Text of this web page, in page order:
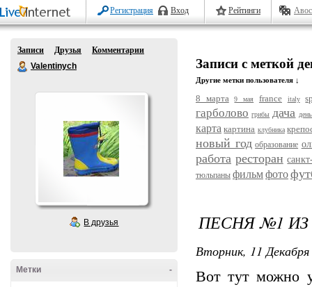
Регистрация Вход Рейтинги
Записи Друзья
Комментарии
Valentinych
В друзья
-
Метки
Записи с меткой
Другие метки пользователя ↓
8 марта 9 мая france italy
гарболово грибы дача
карта картина клубника
новый год образование
работа ресторан
тюльпаны фильмфото
ПЕСНЯ №1
Вторник, 11
Вот тут можно